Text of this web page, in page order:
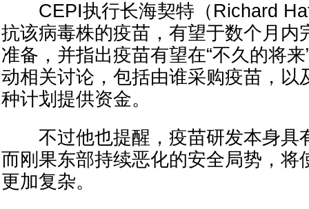
CEPI执行长海契特（Richard
抗该病毒株的疫苗，有望于数个月内
准备，并指出疫苗有望在“不久的将
动相关讨论，包括由谁采购疫苗，以
种计划提供资金。
不过他也提醒，疫苗研发本身具
而刚果东部持续恶化的安全局势，将
更加复杂。